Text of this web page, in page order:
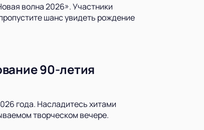
волна 2026». Участники
шанс увидеть рождение
90-летия
года. Насладитесь хитами
творческом вечере.